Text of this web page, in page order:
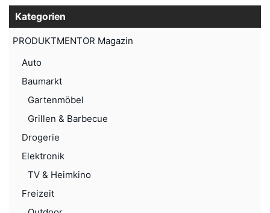
Kategorien
PRODUKTMENTOR Magazin
Auto
Baumarkt
Gartenmöbel
Grillen & Barbecue
Drogerie
Elektronik
TV & Heimkino
Freizeit